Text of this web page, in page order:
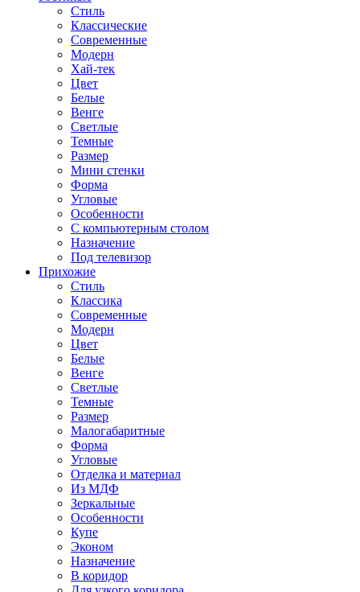
Стиль
Классические
Современные
Модерн
Хай-тек
Цвет
Белые
Венге
Светлые
Темные
Размер
Мини стенки
Форма
Угловые
Особенности
С компьютерным столом
Назначение
Под телевизор
Прихожие
Стиль
Классика
Современные
Модерн
Цвет
Белые
Венге
Светлые
Темные
Размер
Малогабаритные
Форма
Угловые
Отделка и материал
Из МДФ
Зеркальные
Особенности
Купе
Эконом
Назначение
В коридор